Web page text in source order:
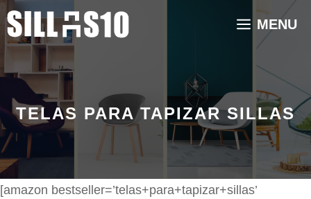
Saltar
al
contenido
MENU
TELAS PARA TAPIZAR SILLAS
[amazon bestseller=’telas+para+tapizar+sillas’